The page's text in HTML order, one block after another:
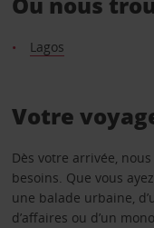
Lagos
Votre
Dès votre arrivée,
besoins. Que vous
une balade urbaine,
d’affaires ou d’un